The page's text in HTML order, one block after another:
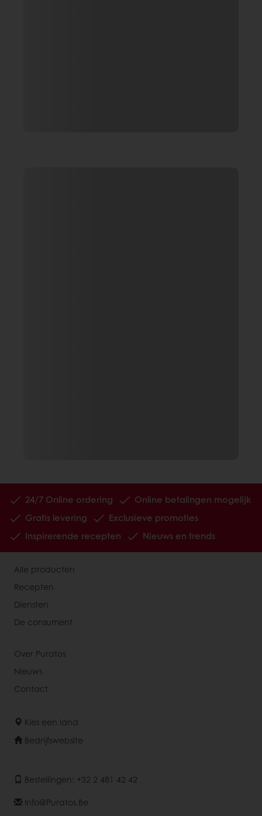
24/7 Online ordering
Online betalingen mogelijk
Gratis levering
Exclusieve promoties
Inspirerende recepten
Nieuws en trends
Alle producten
Recepten
Diensten
De consument
Over Puratos
Nieuws
Contact
Kies een land
Bedrijfswebsite
Bestellingen: +32 2 481 42 42
Info@puratos.be